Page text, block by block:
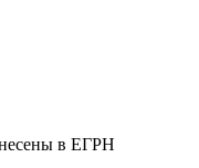
в ЕГРН